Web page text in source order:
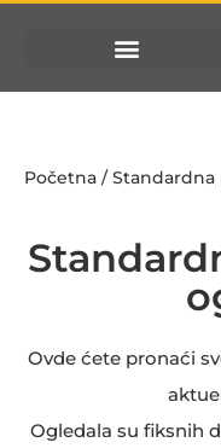
Početna / Standardna
Ovde ćete pronaći
Ogledala su fiksnih